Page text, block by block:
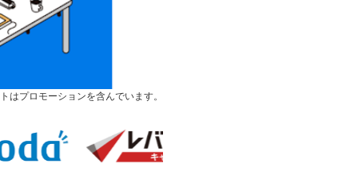
はプロモーションを含んでいます。